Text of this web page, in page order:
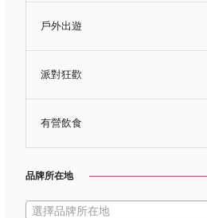
戶外出遊
派對狂歡
有營飲食
品牌所在地
選擇品牌所在地